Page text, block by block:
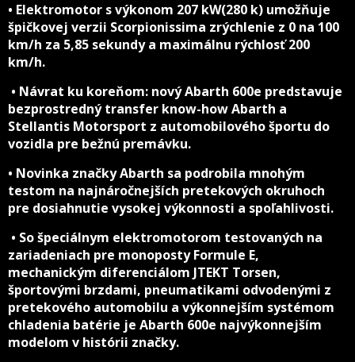
• Elektromotor s výkonom 207 kW(280 k) umožňuje
špičkovej verzii Scorpionissima zrýchlenie z 0 na 100
km/h za 5,85 sekundy a maximálnu rýchlosť 200
km/h.
• Návrat ku koreňom: nový Abarth 600e predstavuje
bezprostredný transfer know-how Abarth a
Stellantis Motorsport z automobilového športu do
vozidla pre bežnú premávku.
• Novinka značky Abarth sa podrobila mnohým
testom na najnáročnejších pretekových okruhoch
pre dosiahnutie vysokej výkonnosti a spoľahlivosti.
• So špeciálnym elektromotorom testovaných na
zariadeniach pre monoposty Formule E,
mechanickým diferenciálom JTEKT Torsen,
športovými brzdami, pneumatikami odvodenými z
pretekového automobilu a výkonnejším systémom
chladenia batérie je Abarth 600e najvýkonnejším
modelom v histórii značky.